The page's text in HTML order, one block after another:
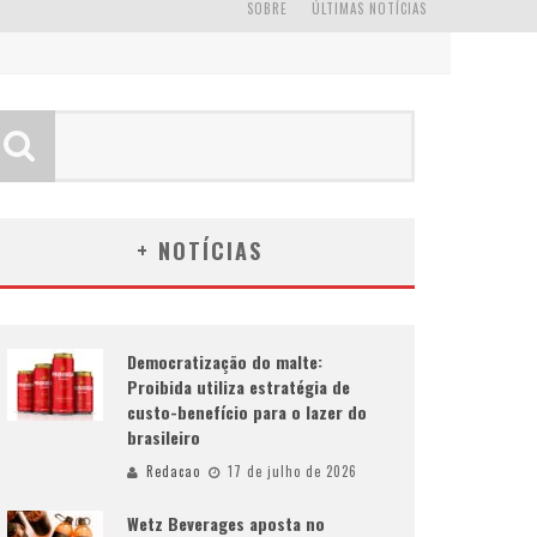
ÚLTIMAS NOTÍCIAS
SOBRE
+ NOTÍCIAS
Democratização do malte:
Proibida utiliza estratégia de
custo-benefício para o lazer do
brasileiro
Redacao 17 de julho de 2026
Wetz Beverages aposta no